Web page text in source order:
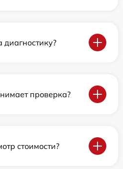
диагностику?
проверка?
стоимости?